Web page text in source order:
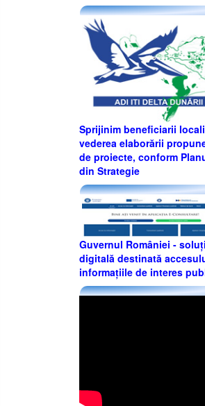
Sprijinim beneficiarii
vederea elaborării
de proiecte, conform
din Strategie
Guvernul României -
digitală destinată
informațiile de interes